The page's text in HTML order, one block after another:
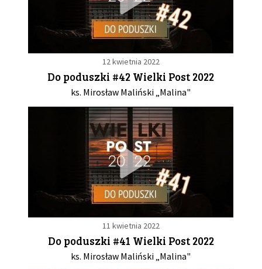
12 kwietnia 2022
Do poduszki #42 Wielki Post 2022
ks. Mirosław Maliński „Malina"
11 kwietnia 2022
Do poduszki #41 Wielki Post 2022
ks. Mirosław Maliński „Malina"